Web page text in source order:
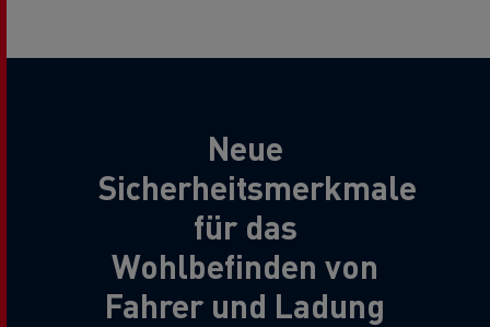
Neue
Sicherheitsmerkmale
für das
Wohlbefinden von
Fahrer und Ladung